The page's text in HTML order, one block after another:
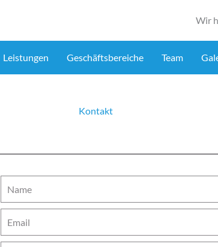
Wir
Leistungen Geschäftsbereiche Team
Kontakt